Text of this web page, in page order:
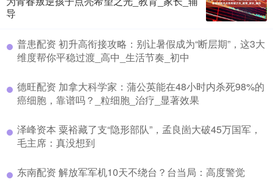
导
​普患配资 初升高衔接攻略：别让暑假成为“断层期”，这3大
维度帮你平稳过渡_高中_生活节奏_初中
​德旺配资 加拿大科学家：蒲公英能在48小时内杀死98%的
癌细胞，靠谱吗？_粒细胞_治疗_显著效果
​泽峰资本 粟裕藏了支“隐形部队”，孟良崮大破45万国军，
毛主席：真没想到
​东南配资 解放军军机10天不绕台？台当局：高度警觉